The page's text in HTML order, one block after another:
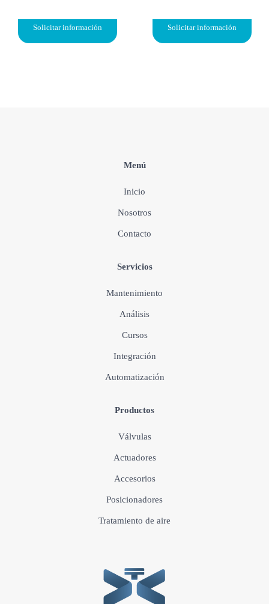
Solicitar información Solicitar información
Menú
Inicio
Nosotros
Contacto
Servicios
Mantenimiento
Análisis
Cursos
Integración
Automatización
Productos
Válvulas
Actuadores
Accesorios
Posicionadores
Tratamiento de aire